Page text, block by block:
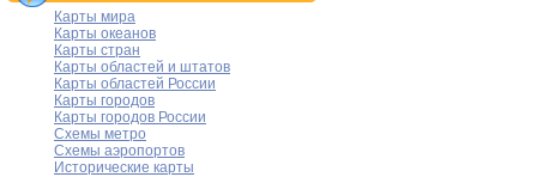
Карты мира
Карты океанов
Карты стран
Карты областей и штатов
Карты областей России
Карты городов
Карты городов России
Схемы метро
Схемы аэропортов
Исторические карты